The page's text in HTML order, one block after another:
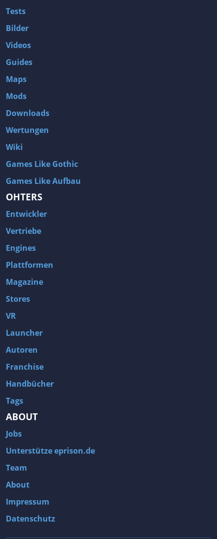
Tests
Bilder
Videos
Guides
Maps
Mods
Downloads
Wertungen
Wiki
Games Like Gothic
Games Like Aufbau
OHTERS
Entwickler
Vertriebe
Engines
Plattformen
Magazine
Stores
VR
Launcher
Autoren
Franchise
Handbücher
Tags
ABOUT
Jobs
Unterstütze eprison.de
Team
About
Impressum
Datenschutz